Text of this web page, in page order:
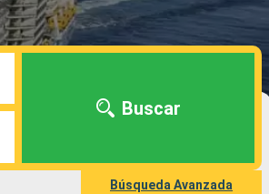
Buscar
Búsqueda Avanzada